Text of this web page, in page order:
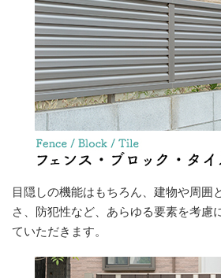
目隠しの機能はもちろん、建物や周囲
さ、防犯性など、あらゆる要素を考慮
ていただきます。